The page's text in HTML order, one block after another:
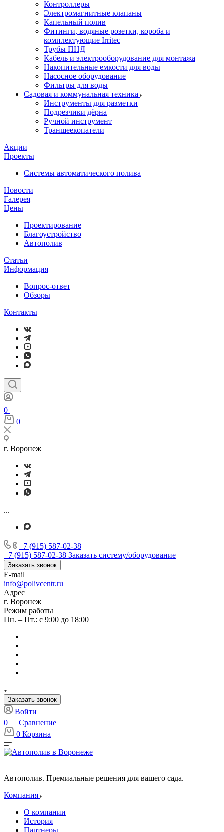
Контроллеры
Электромагнитные клапаны
Капельный полив
Фитинги, водяные розетки, короба и
комплектующие Irritec
Трубы ПНД
Кабель и электрооборудование для монтажа
Накопительные емкости для воды
Насосное оборудование
Фильтры для воды
Садовая и коммунальная техника
Инструменты для разметки
Подрезчики дёрна
Ручной инструмент
Траншеекопатели
Акции
Проекты
Системы автоматического полива
Новости
Галерея
Цены
Проектирование
Благоустройство
Автополив
Статьи
Информация
Вопрос-ответ
Обзоры
Контакты
0
0
г. Воронеж
...
+7 (915) 587-02-38
+7 (915) 587-02-38 Заказать систему/оборудование
Заказать звонок
E-mail
info@polivcentr.ru
Адрес
г. Воронеж
Режим работы
Пн. – Пт.: с 9:00 до 18:00
Заказать звонок
Войти
0
Сравнение
0 Корзина
Автополив. Премиальные решения для вашего сада.
Компания
О компании
История
Партнеры